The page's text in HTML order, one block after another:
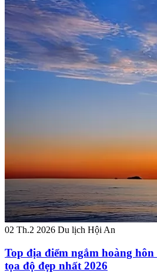
02 Th.2 2026 Du lịch Hội An
Top địa điểm ngắm hoàng
tọa độ đẹp nhất 2026